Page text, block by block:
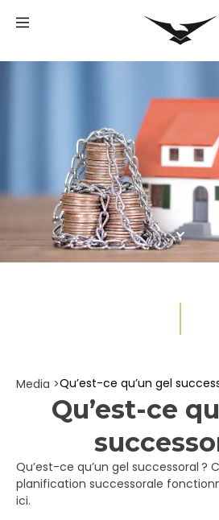
Media >Qu’est-ce qu’un gel
Qu’est-ce
Qu’est-ce qu’un gel successoral
planification successorale
ici.